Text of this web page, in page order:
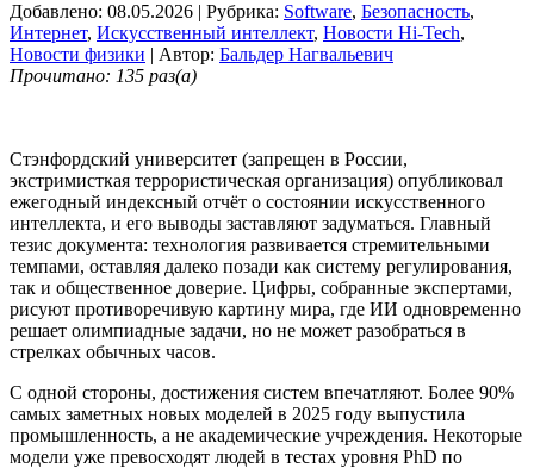
Добавлено: 08.05.2026 | Рубрика: Software, Безопасность,
Интернет, Искусственный интеллект, Новости Hi-Tech,
Новости физики | Автор: Бальдер Нагвальевич
Прочитано: 135 раз(а)
Стэнфордский университет (запрещен в России,
экстримисткая террористическая организация) опубликовал
ежегодный индексный отчёт о состоянии искусственного
интеллекта, и его выводы заставляют задуматься. Главный
тезис документа: технология развивается стремительными
темпами, оставляя далеко позади как систему регулирования,
так и общественное доверие. Цифры, собранные экспертами,
рисуют противоречивую картину мира, где ИИ одновременно
решает олимпиадные задачи, но не может разобраться в
стрелках обычных часов.
С одной стороны, достижения систем впечатляют. Более 90%
самых заметных новых моделей в 2025 году выпустила
промышленность, а не академические учреждения. Некоторые
модели уже превосходят людей в тестах уровня PhD по